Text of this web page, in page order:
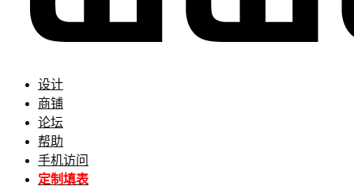
设计
商铺
论坛
帮助
手机访问
定制填表